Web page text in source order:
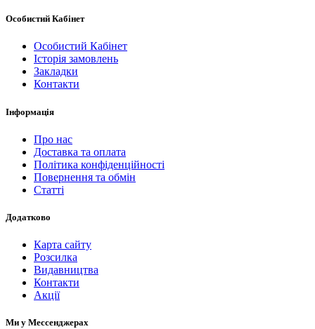
Особистий Кабінет
Особистий Кабінет
Історія замовлень
Закладки
Контакти
Інформація
Про нас
Доставка та оплата
Політика конфіденційності
Повернення та обмін
Статті
Додатково
Карта сайту
Розсилка
Видавництва
Контакти
Акції
Ми у Мессенджерах